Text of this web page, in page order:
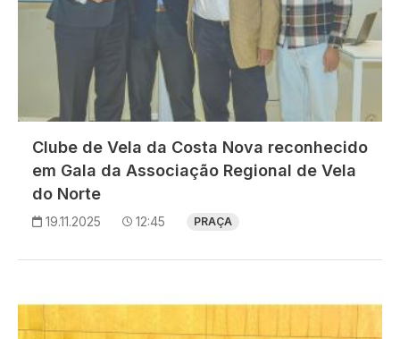
Clube de Vela da Costa Nova reconhecido
em Gala da Associação Regional de Vela
do Norte
19.11.2025 12:45 PRAÇA